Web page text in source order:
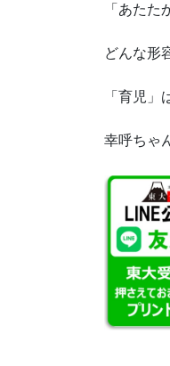
「あた
どんな形
「育児」
幸呼ちゃ